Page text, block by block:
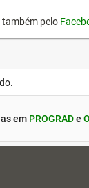
pelo
em PROGRADe